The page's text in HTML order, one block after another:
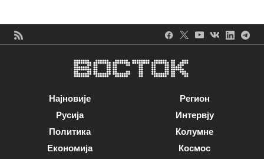
Најновије
Русија
Политика
Економија
Регион
Интервју
Колумне
Космос